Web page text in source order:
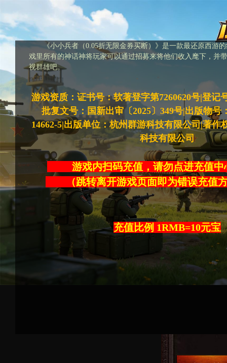
《小小兵者（0.05折无限金券买断）》是一款最还原西游
戏里所有的神话神将玩家可以通过招募来将他们收入麾下，并
视群雄吧。
游戏资质：证书号：软著登字第7260620号|登记
批复文号：国新出审〔2025〕349号|出版物号
14662-5|出版单位：杭州群游科技有限公司|著作
科技有限公司
游戏内扫码充值，请勿点进充
（跳转离开游戏页面即为错误
充值比例 1RMB=10元宝